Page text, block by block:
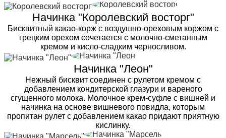
Начинка "Королевский восторг"
Бисквитный какао-корж с воздушно-ореховым коржом с
грецким орехом сочетается с молочно-сметанным
кремом и кисло-сладким черносливом.
Начинка "Леон"
Нежный бисквит соединен с рулетом кремом с
добавлением кондитерской глазури и вареного
сгущенного молока. Молочное крем-суфле с вишней и
начинка на основе вишневого повидла, которым
пропитан рулет с добавлением какао придают приятную
кислинку.